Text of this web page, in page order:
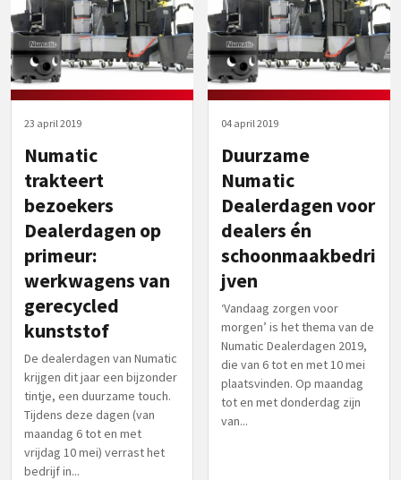
23 april 2019
Numatic
trakteert
bezoekers
Dealerdagen op
primeur:
werkwagens van
gerecycled
kunststof
De dealerdagen van Numatic
krijgen dit jaar een bijzonder
tintje, een duurzame touch.
Tijdens deze dagen (van
maandag 6 tot en met
vrijdag 10 mei) verrast het
bedrijf in...
04 april 2019
Duurzame
Numatic
Dealerdagen voor
dealers én
schoonmaakbedri
jven
‘Vandaag zorgen voor
morgen’ is het thema van de
Numatic Dealerdagen 2019,
die van 6 tot en met 10 mei
plaatsvinden. Op maandag
tot en met donderdag zijn
van...